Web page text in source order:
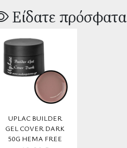
Είδατε πρόσφατα
UPLAC BUILDER
GEL COVER DARK
50G HEMA FREE